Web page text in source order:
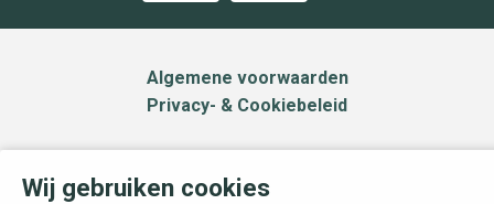
Algemene voorwaarden
Privacy- & Cookiebeleid
Wij gebruiken cookies